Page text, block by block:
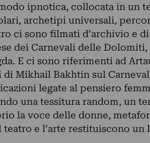
ipnotica, collocata in un
archetipi universali,
ci sono filmati d’archivio e
dei Carnevali delle
E ci sono riferimenti ad
di Mikhail Bakhtin sul
legate al pensiero
una tessitura random, un
la voce delle donne,
teatro e l’arte restituiscono un